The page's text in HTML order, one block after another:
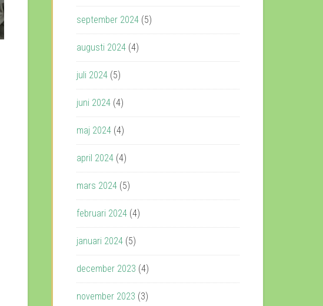
september 2024 (5)
augusti 2024 (4)
juli 2024 (5)
juni 2024 (4)
maj 2024 (4)
april 2024 (4)
mars 2024 (5)
februari 2024 (4)
januari 2024 (5)
december 2023 (4)
november 2023 (3)